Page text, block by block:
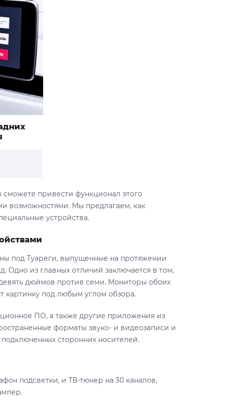
привести функционал этого
возможностями. Мы предлагаем, как
устройства.
под Туареги, выпущенные на протяжении
Одно из главных отличий заключается в том,
дюймов против семи. Мониторы обоих
под любым углом обзора.
ПО, а также другие приложения из
форматы звуко- и видеозаписи и
сторонних носителей.
подсветки, и ТВ-тюнер на 30 каналов,